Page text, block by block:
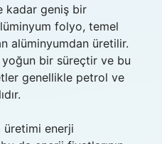
kadar geniş bir
folyo, temel
alüminyumdan üretilir.
bir süreçtir ve bu
genellikle petrol ve
üretimi enerji